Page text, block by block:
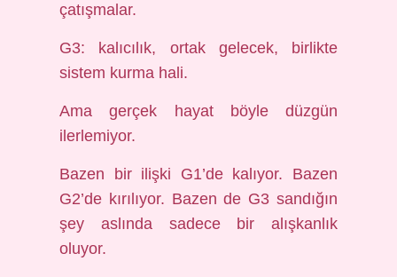
çatışmalar.
G3: kalıcılık, ortak gelecek, birlikte
sistem kurma hali.
Ama gerçek hayat böyle düzgün
ilerlemiyor.
Bazen bir ilişki G1’de kalıyor. Bazen
G2’de kırılıyor. Bazen de G3 sandığın
şey aslında sadece bir alışkanlık
oluyor.